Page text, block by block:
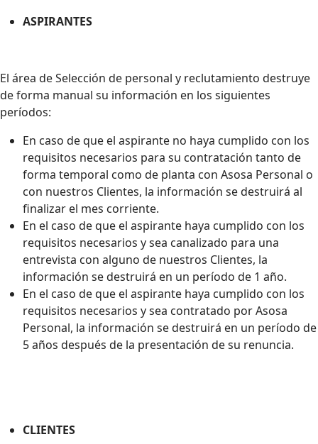
ASPIRANTES
El área de Selección de personal y reclutamiento destruye
de forma manual su información en los siguientes
períodos:
En caso de que el aspirante no haya cumplido con los
requisitos necesarios para su contratación tanto de
forma temporal como de planta con Asosa Personal o
con nuestros Clientes, la información se destruirá al
finalizar el mes corriente.
En el caso de que el aspirante haya cumplido con los
requisitos necesarios y sea canalizado para una
entrevista con alguno de nuestros Clientes, la
información se destruirá en un período de 1 año.
En el caso de que el aspirante haya cumplido con los
requisitos necesarios y sea contratado por Asosa
Personal, la información se destruirá en un período de
5 años después de la presentación de su renuncia.
CLIENTES